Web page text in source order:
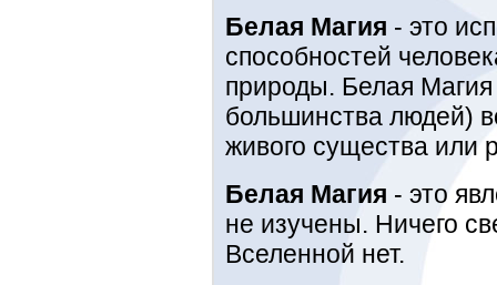
Белая Магия - это
способностей
природы. Белая
большинства людей)
живого существа или
Белая Магия - это
не изучены. Ничего
Вселенной нет.